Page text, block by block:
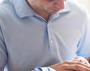
Fortes chaleurs :
pourquoi le risque de